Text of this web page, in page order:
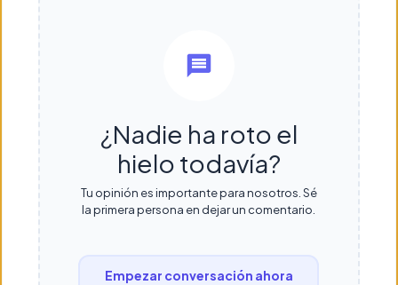
¿Nadie ha roto el
hielo todavía?
Tu opinión es importante para nosotros. Sé
la primera persona en dejar un comentario.
Empezar conversación ahora